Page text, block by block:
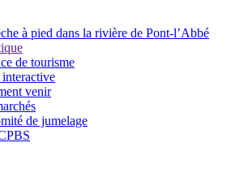
à pied dans la rivière de Pont-l’Abbé
de tourisme
interactive
venir
de jumelage